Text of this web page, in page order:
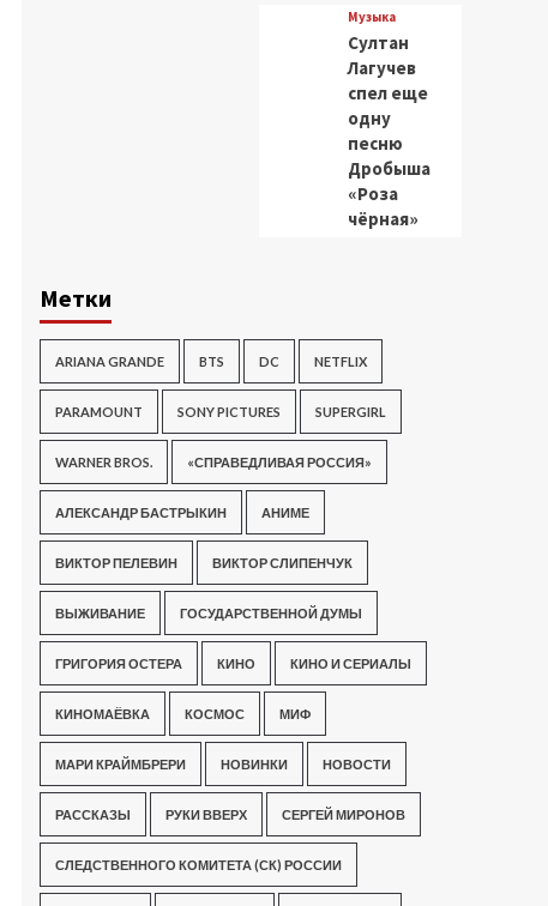
Музыка
Султан
Лагучев
спел еще
одну
песню
Дробыша
«Роза
чёрная»
Метки
ARIANA GRANDE BTS DC NETFLIX
PARAMOUNT SONY PICTURES SUPERGIRL
WARNER BROS. «СПРАВЕДЛИВАЯ РОССИЯ»
АЛЕКСАНДР БАСТРЫКИН АНИМЕ
ВИКТОР ПЕЛЕВИН ВИКТОР СЛИПЕНЧУК
ВЫЖИВАНИЕ ГОСУДАРСТВЕННОЙ ДУМЫ
ГРИГОРИЯ ОСТЕРА КИНО КИНО И СЕРИАЛЫ
КИНОМАЁВКА КОСМОС МИФ
МАРИ КРАЙМБРЕРИ НОВИНКИ НОВОСТИ
РАССКАЗЫ РУКИ ВВЕРХ СЕРГЕЙ МИРОНОВ
СЛЕДСТВЕННОГО КОМИТЕТА (СК) РОССИИ